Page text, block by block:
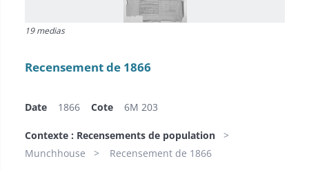
19 medias
Recensement de 1866
Date 1866 Cote 6M 203
Contexte : Recensements de population
Munchhouse
Recensement de 1866